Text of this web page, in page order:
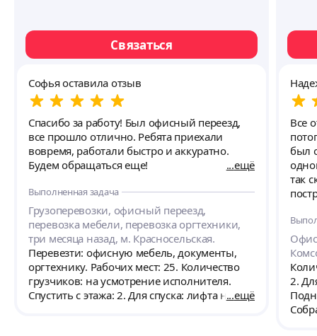
Связаться
Софья оставила отзыв
Спасибо за работу! Был офисный переезд,
все прошло отлично. Ребята приехали
вовремя, работали быстро и аккуратно.
Будем обращаться еще!
ещё
Выполненная задача
Грузоперевозки, офисный переезд,
перевозка мебели, перевозка оргтехники,
три месяца назад, м. Красносельская.
Перевезти: офисную мебель, документы,
оргтехнику. Рабочих мест: 25. Количество
грузчиков: на усмотрение исполнителя.
Спустить с этажа: 2. Для спуска: лифта нет.ещё
Все
был
так сказать. Мы
2.